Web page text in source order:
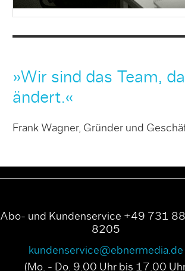
»Wir sind das Team,
ändert.«
Frank Wagner, Gründer und
Abo- und Kundenservice +49 731
8205
kundenservice@ebnermedia.de
(Mo. - Do. 9.00 Uhr bis 17.00